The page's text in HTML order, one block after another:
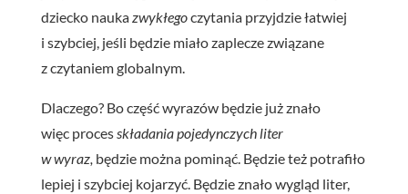
dziecko naukazwykłegoczytania przyjdzie łatwiej
i szybciej, jeśli będzie miało zaplecze związane
z czytaniem globalnym.
Dlaczego? Bo część wyrazów będzie już znało
więc processkładaniapojedynczych liter
w wyraz, będzie można pominąć. Będzie też potrafiło
lepiej i szybciej kojarzyć. Będzie znało wygląd liter,